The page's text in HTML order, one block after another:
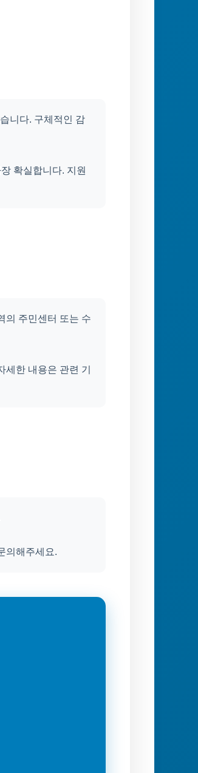
니다. 구체적인 감
확실합니다. 지원
의 주민센터 또는 수
한 내용은 관련 기
의해주세요.